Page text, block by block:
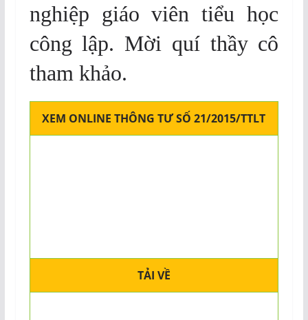
nghiệp giáo viên tiểu học
công lập. Mời quí thầy cô
tham khảo.
XEM ONLINE THÔNG TƯ SỐ 21/2015/TTLT
TẢI VỀ